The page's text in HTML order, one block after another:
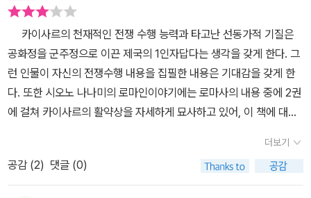
인이 접할 수 있는 자료만으로는 이 인물이 도대체 어디에서 어떤 영
향을 받아서 이러한 능력을 지니게 됐는가를 알 수가 없다는 점이 너
무나 아쉽다. 이 리뷰를 나중에 읽어보실 분들이 도대체 얘는 책 내용
에 대해서는 언급은 안 하는가? 하는 짜증 섞인 질문을 하게 만들 수
도 있다. 자신이 카이사르는 어떻게 접했으며, 어떻게 그를 존경하게
되었는지만 쓰고 있으니. 하지만, 책을 읽는 것은 느낌을 얻고 감동을
갈리아 전쟁기의 책 내용을 알고 싶은 사람과 내기 이런 느낌을 받게
된 과정을 느껴보고 싶은 사람은 책을 한권 구입해서 읽어보길 바란
다. 그만큼의 가치는 충분히 있는 책이므로.
카이사르의 천재적인 전쟁 수행 능력과 타고난 선동가적 기질은
공화정을 군주정으로 이끈 제국의 1인자답다는 생각을 갖게 한다. 그
런 인물이 자신의 전쟁수행 내용을 집필한 내용은 기대감을 갖게 한
다. 또한 시오노 나나미의 로마인이야기에는 로마사의 내용 중에 2권
에 걸쳐 카이사르의 활약상을 자세하게 묘사하고 있어, 이 책에 대해
영문판의 내용을 4권의 참고문헌을 참고하여 번역하였으며, 그에 따
르는 역자의 노력 또한 각별하다는 생각을 하게 한다. 역사상의 여러
위인 중에 역사를 만들어 낸 인물이니 그의 저작 또한 많은 연구를 통
더보기
공감 (2) 댓글 (0)